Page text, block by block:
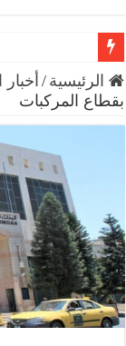
سميرات: افتتاح
الرئيسية /
بقطاع المركبات